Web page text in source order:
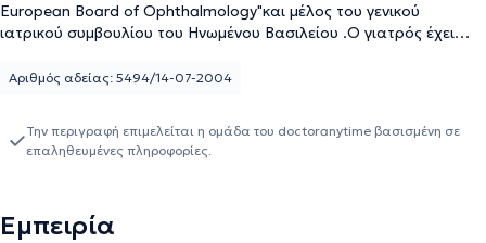
European Board of Ophthalmology"και μέλος του γενικού
ιατρικού συμβουλίου του Ηνωμένου Βασιλείου .Ο γιατρός έχει
διεθνούς φήμης πανεπιστημιακά ιδρύματα της Αγγλίας στη
,στη διαβητική αμφιβληστροειδοπάθεια και στις οφθαλμικές
φλεγμονές.Τέλος ,ο γιατρός διαθέτει πολυάριθμες δημοσιεύσεις
Αριθμός αδείας: 5494/14-07-2004
Την περιγραφή επιμελείται η ομάδα του doctoranytime βασισμένη σε
επαληθευμένες πληροφορίες.
Εμπειρία